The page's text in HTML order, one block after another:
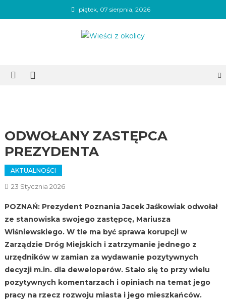
to
piątek, 07 sierpnia, 2026
ODWOŁANY ZASTĘPCA
PREZYDENTA
AKTUALNOŚCI
23 Stycznia 2026
POZNAŃ: Prezydent Poznania Jacek Jaśkowiak odwołał
ze stanowiska swojego zastępcę, Mariusza
Wiśniewskiego. W tle ma być sprawa korupcji w
Zarządzie Dróg Miejskich i zatrzymanie jednego z
urzędników w zamian za wydawanie pozytywnych
decyzji m.in. dla deweloperów. Stało się to przy wielu
pozytywnych komentarzach i opiniach na temat jego
pracy na rzecz rozwoju miasta i jego mieszkańców.